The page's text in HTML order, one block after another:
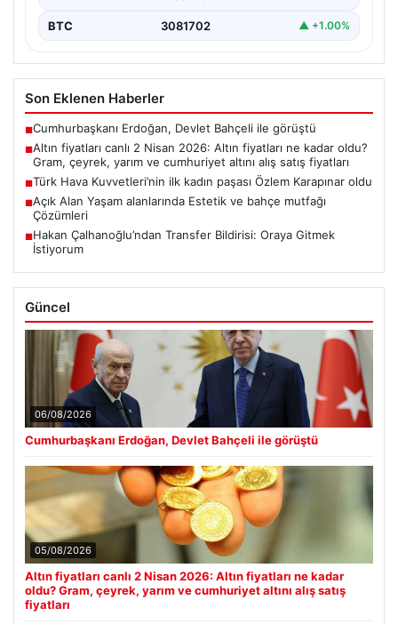
BTC 3081702 ▲ +1.00%
Son Eklenen Haberler
■Cumhurbaşkanı Erdoğan, Devlet Bahçeli ile görüştü
■Altın fiyatları canlı 2 Nisan 2026: Altın fiyatları ne kadar oldu?
Gram, çeyrek, yarım ve cumhuriyet altını alış satış fiyatları
■Türk Hava Kuvvetleri’nin ilk kadın paşası Özlem Karapınar oldu
■Açık Alan Yaşam alanlarında Estetik ve bahçe mutfağı
Çözümleri
■Hakan Çalhanoğlu’ndan Transfer Bildirisi: Oraya Gitmek
İstiyorum
Güncel
06/08/2026
Cumhurbaşkanı Erdoğan, Devlet Bahçeli ile görüştü
05/08/2026
Altın fiyatları canlı 2 Nisan 2026: Altın fiyatları ne kadar
oldu? Gram, çeyrek, yarım ve cumhuriyet altını alış satış
fiyatları